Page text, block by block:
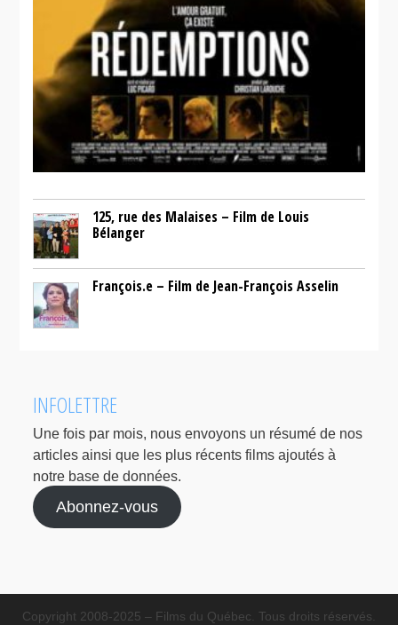
125, rue des Malaises – Film de Louis
Bélanger
François.e – Film de Jean-François Asselin
INFOLETTRE
Une fois par mois, nous envoyons un résumé de nos
articles ainsi que les plus récents films ajoutés à
notre base de données.
Abonnez-vous
Copyright 2008-2025 – Films du Québec. Tous droits réservés.